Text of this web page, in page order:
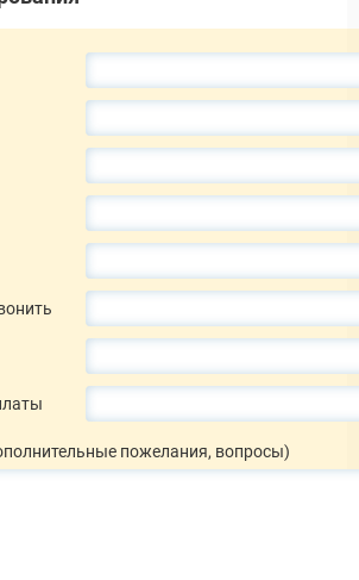
пожелания, вопросы)